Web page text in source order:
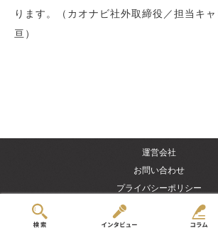
ります。（カオナビ社外取締役／担当キ
亘）
運営会社
お問い合わせ
プライバシーポリシー
免責事項・著作権について
© 2015 - 2026 VentureTimes.